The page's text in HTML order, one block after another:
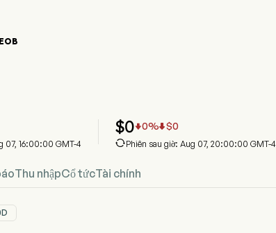
07, 16:00:00 GMT-4
$00% $0
Phiên sau giờ: Aug 07, 20:00:00 GMT-4
Thu nhậpCổ tứcTài chính